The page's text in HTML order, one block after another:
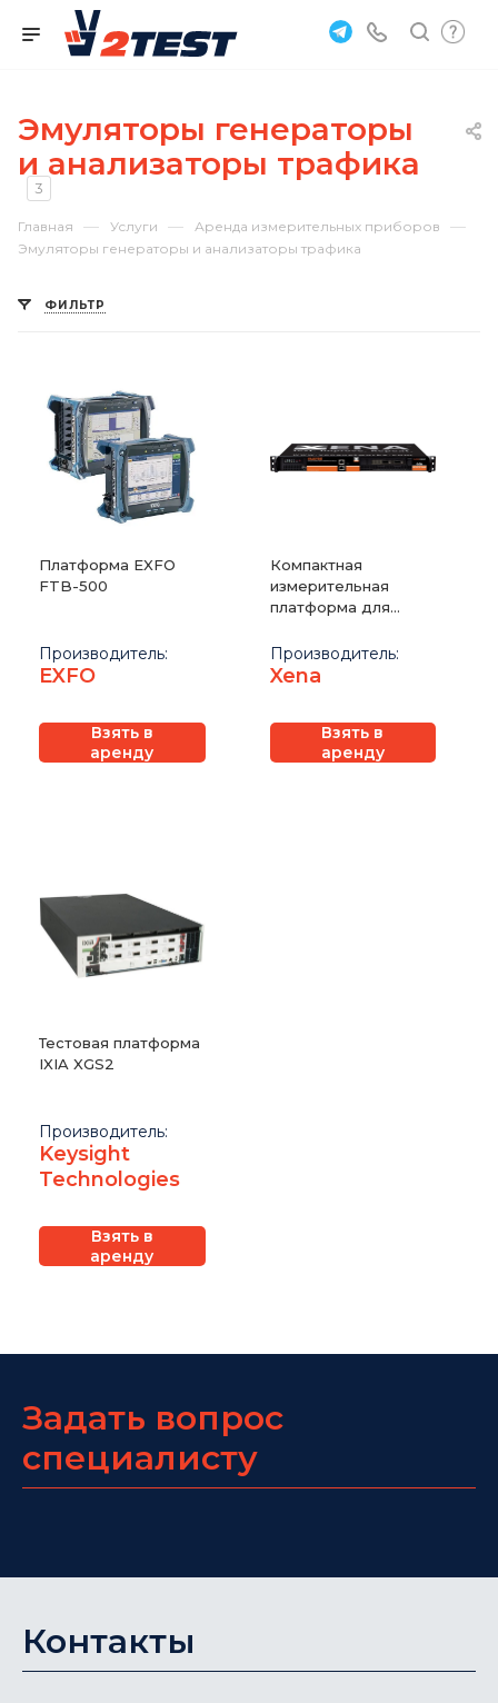
Эмуляторы генераторы
и анализаторы трафика
3
Главная — Услуги — Аренда измерительных приборов —
Эмуляторы генераторы и анализаторы трафика
ФИЛЬТР
Платформа EXFO
FTB-500
Производитель:
EXFO
Взять в
аренду
Компактная
измерительная
платформа для
сервисов 100 Gigabit
Ethernet Xena
Производитель:
Xena
Взять в
аренду
Тестовая платформа
IXIA XGS2
Производитель:
Keysight
Technologies
Взять в
аренду
Задать вопрос
специалисту
Контакты